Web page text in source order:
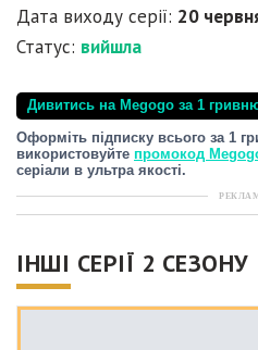
Дата виходу серії: 20
Статус: вийшла
Дивитись на Megogo за 1
Оформіть підписку всього за 1
використовуйте промокод
серіали в ультра якості.
ІНШІ СЕРІЇ 2 СЕЗОНУ